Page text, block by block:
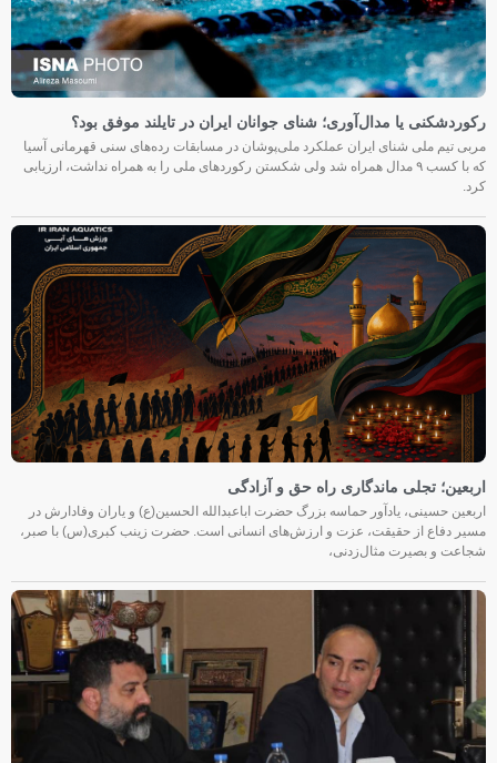
رکوردشکنی یا مدال‌آوری؛ شنای جوانان ایران در تایلند موفق بود؟
مربی تیم ملی شنای ایران عملکرد ملی‌پوشان در مسابقات رده‌های سنی قهرمانی آسیا
که با کسب ۹ مدال همراه شد ولی شکستن رکوردهای ملی را به همراه نداشت، ارزیابی
کرد.
اربعین؛ تجلی ماندگاری راه حق و آزادگی
اربعین حسینی، یادآور حماسه بزرگ حضرت اباعبدالله الحسین(ع) و یاران وفادارش در
مسیر دفاع از حقیقت، عزت و ارزش‌های انسانی است. حضرت زینب کبری(س) با صبر،
شجاعت و بصیرت مثال‌زدنی،